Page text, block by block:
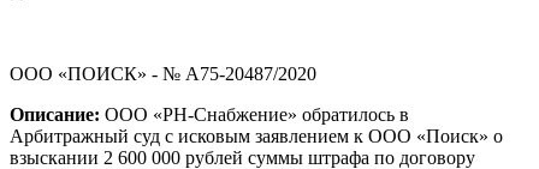
ООО «ПОИСК» - № А75-20487/2020
Описание: ООО «РН-Снабжение» обратилось в
Арбитражный суд с исковым заявлением к ООО «Поиск» о
взыскании 2 600 000 рублей суммы штрафа по договору